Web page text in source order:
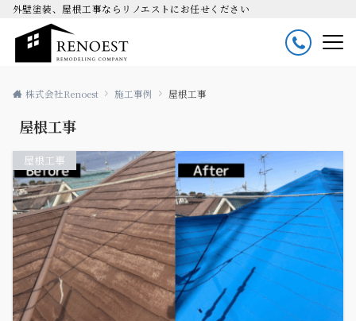
外壁塗装、屋根工事ならリノエストにお任せください
株式会社Renoest 施工事例 屋根工事
屋根工事
屋根工事